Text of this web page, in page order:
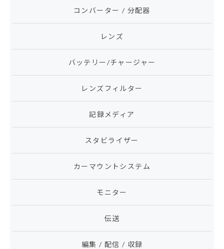
コンバーター / 分配器
レンズ
バッテリー/チャージャー
レンズフィルター
記録メディア
スタビライザー
カーマウントシステム
モニター
伝送
編集 / 配信 / 収録